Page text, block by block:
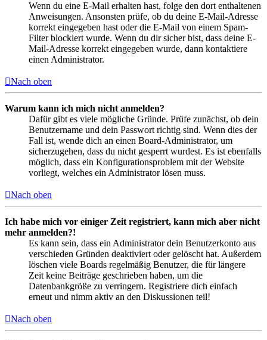
Wenn du eine E-Mail erhalten hast, folge den dort enthaltenen
Anweisungen. Ansonsten prüfe, ob du deine E-Mail-Adresse
korrekt eingegeben hast oder die E-Mail von einem Spam-
Filter blockiert wurde. Wenn du dir sicher bist, dass deine E-
Mail-Adresse korrekt eingegeben wurde, dann kontaktiere
einen Administrator.
Nach oben
Warum kann ich mich nicht anmelden?
Dafür gibt es viele mögliche Gründe. Prüfe zunächst, ob dein
Benutzername und dein Passwort richtig sind. Wenn dies der
Fall ist, wende dich an einen Board-Administrator, um
sicherzugehen, dass du nicht gesperrt wurdest. Es ist ebenfalls
möglich, dass ein Konfigurationsproblem mit der Website
vorliegt, welches ein Administrator lösen muss.
Nach oben
Ich habe mich vor einiger Zeit registriert, kann mich aber nicht
mehr anmelden?!
Es kann sein, dass ein Administrator dein Benutzerkonto aus
verschieden Gründen deaktiviert oder gelöscht hat. Außerdem
löschen viele Boards regelmäßig Benutzer, die für längere
Zeit keine Beiträge geschrieben haben, um die
Datenbankgröße zu verringern. Registriere dich einfach
erneut und nimm aktiv an den Diskussionen teil!
Nach oben